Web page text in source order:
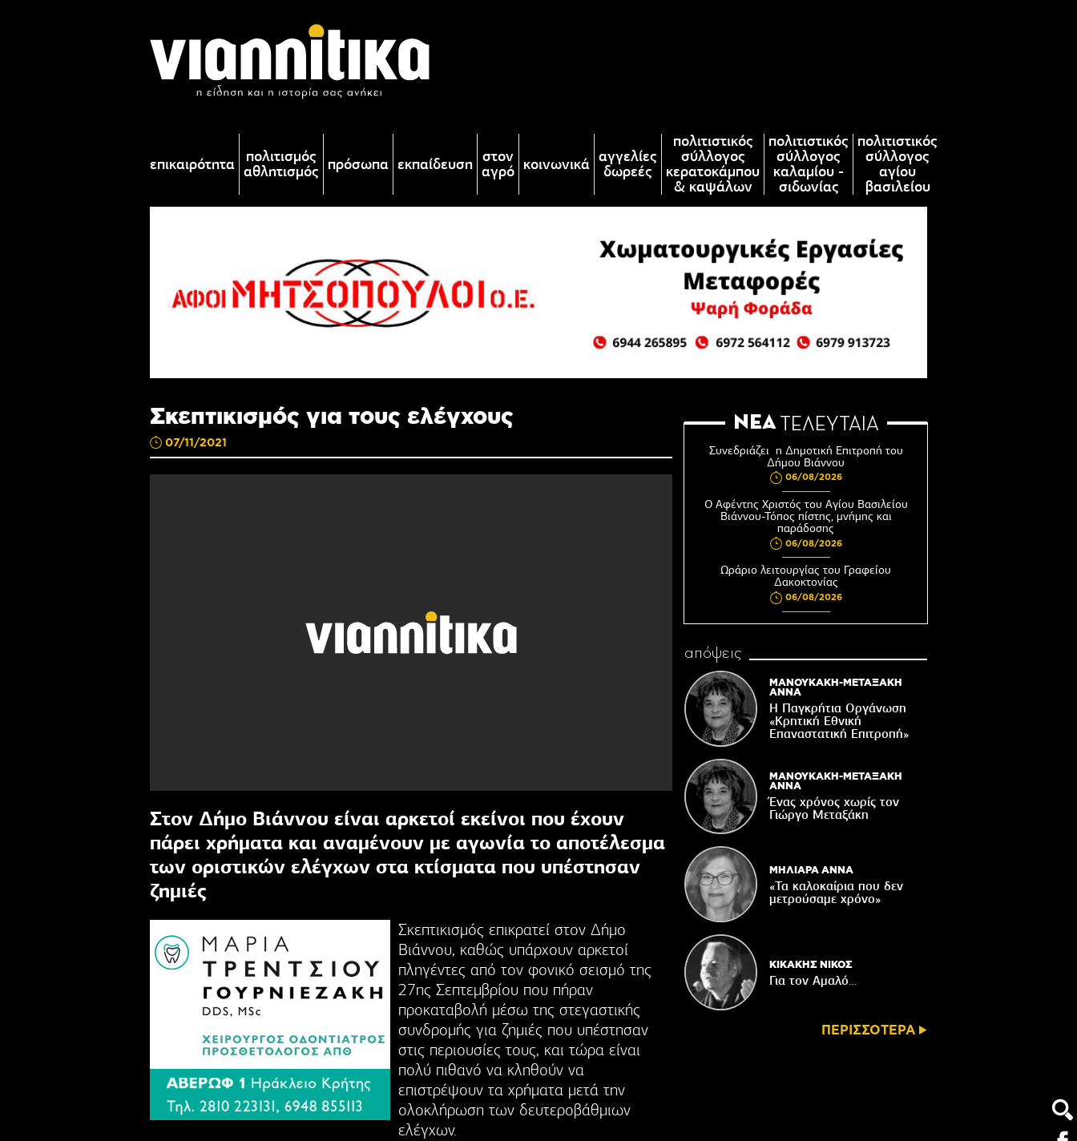
επικαιρότητα πολιτισμός
αθλητισμός πρόσωπα εκπαίδευση στον
αγρό κοινωνικά αγγελίες
δωρεές
πολιτιστικός
σύλλογος
κερατοκάμπου
& καψάλων
πολιτιστικός
σύλλογος
καλαμίου -
σιδωνίας
πολιτιστικός
σύλλογος
αγίου
βασιλείου
Σκεπτικισμός για τους ελέγχους
07/11/2021
Στον Δήμο Βιάννου είναι αρκετοί εκείνοι που έχουν
πάρει χρήματα και αναμένουν με αγωνία το αποτέλεσμα
των οριστικών ελέγχων στα κτίσματα που υπέστησαν
ζημιές
Σκεπτικισμός επικρατεί στον Δήμο
Βιάννου, καθώς υπάρχουν αρκετοί
πληγέντες από τον φονικό σεισμό της
27ης Σεπτεμβρίου που πήραν
προκαταβολή μέσω της στεγαστικής
συνδρομής για ζημιές που υπέστησαν
στις περιουσίες τους, και τώρα είναι
πολύ πιθανό να κληθούν να
επιστρέψουν τα χρήματα μετά την
ολοκλήρωση των δευτεροβάθμιων
ελέγχων.
ΝΕΑ ΤΕΛΕΥΤΑΙΑ
Συνεδριάζει η Δημοτική Επιτροπή του
Δήμου Βιάννου
06/08/2026
Ο Αφέντης Χριστός του Αγίου Βασιλείου
Βιάννου-Τόπος πίστης, μνήμης και
παράδοσης
06/08/2026
Ωράριο λειτουργίας του Γραφείου
Δακοκτονίας
06/08/2026
Η 8η Γιορτή Μπανάνας στην Άρβη με τη
Νέος μετεωρολογικός σταθμός στον
οικισμό του Συκολόγου
05/08/2026
Κορυφώνονται οι «Τέχνες του Νότου»
Γιορτάζει ο Ιερός Ναός του Αφέντη Χριστού
στο Βαχό
04/08/2026
απόψεις
ΜΑΝΟΥΚΑΚΗ-ΜΕΤΑΞΑΚΗ
ΑΝΝΑ
Η Παγκρήτια Οργάνωση
«Κρητική Εθνική
Επαναστατική Eπιτροπή»
ΜΑΝΟΥΚΑΚΗ-ΜΕΤΑΞΑΚΗ
ΑΝΝΑ
Ένας χρόνος χωρίς τον
Γιώργο Μεταξάκη
ΜΗΛΙΑΡΑ ΑΝΝΑ
«Τα καλοκαίρια που δεν
μετρούσαμε χρόνο»
ΚΙΚΑΚΗΣ ΝΙΚΟΣ
Για τον Αμαλό…
ΠΕΡΙΣΣΟΤΕΡΑ